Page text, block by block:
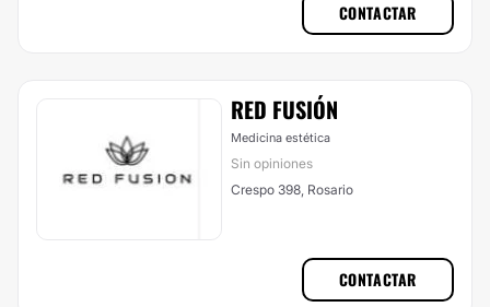
CONTACTAR
RED FUSIÓN
Medicina estética
Sin opiniones
Crespo 398, Rosario
CONTACTAR